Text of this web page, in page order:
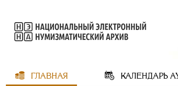
ГЛАВНАЯ КАЛЕНДАРЬ